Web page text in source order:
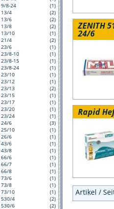
9/8-24
(1)
13/4
(2)
13/6
(2)
13/8
(2)
13/10
(1)
21/4
(2)
23/6
(1)
23/8-10
(1)
23/8-15
(1)
23/8-24
(1)
23/10
(1)
23/12
(1)
23/13
(2)
23/15
(1)
23/17
(1)
23/20
(1)
23/24
(1)
24/6
(3)
25/10
(1)
26/6
(1)
43/6
(1)
43/8
(1)
66/6
(1)
66/7
(1)
66/8
(1)
73/6
(1)
73/8
(1)
73/10
(1)
530/4
(2)
530/6
(2)
ZENITH
24/6
Rapid
Artikel /